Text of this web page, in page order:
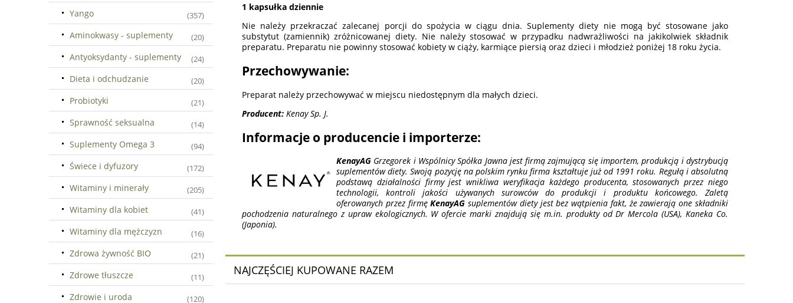
Yango (357)
Aminokwasy - suplementy (20)
Antyoksydanty - suplementy (24)
Dieta i odchudzanie (20)
Probiotyki (21)
Sprawność seksualna (14)
Suplementy Omega 3 (94)
Świece i dyfuzory (172)
Witaminy i minerały (205)
Witaminy dla kobiet (41)
Witaminy dla mężczyzn (16)
Zdrowa żywność BIO (21)
Zdrowe tłuszcze (11)
Zdrowie i uroda (120)
1 kapsułka dziennie
Nie należy przekraczać zalecanej porcji do spożycia w ciągu dnia. Suplementy diety nie mogą być stosowane jako
substytut (zamiennik) zróżnicowanej diety. Nie należy stosować w przypadku nadwrażliwości na jakikolwiek składnik
preparatu. Preparatu nie powinny stosować kobiety w ciąży, karmiące piersią oraz dzieci i młodzież poniżej 18 roku życia.
Przechowywanie:
Preparat należy przechowywać w miejscu niedostępnym dla małych dzieci.
Producent: Kenay Sp. J.
Informacje o producencie i importerze:
KenayAG Grzegorek i Wspólnicy Spółka Jawna jest firmą zajmującą się importem, produkcją i dystrybucją
suplementów diety. Swoją pozycję na polskim rynku firma kształtuje już od 1991 roku. Regułą i absolutną
podstawą działalności firmy jest wnikliwa weryfikacja każdego producenta, stosowanych przez niego
technologii, kontroli jakości używanych surowców do produkcji i produktu końcowego. Zaletą
oferowanych przez firmęKenayAG suplementów diety jest bez wątpienia fakt, że zawierają one składniki
pochodzenia naturalnego z upraw ekologicznych. W ofercie marki znajdują się m.in. produkty od Dr Mercola (USA), Kaneka Co.
(Japonia).
NAJCZĘŚCIEJ KUPOWANE RAZEM